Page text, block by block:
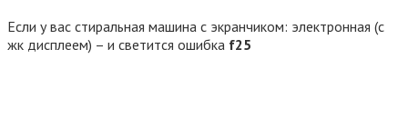
Если у вас стиральная машина с экранчиком: электронная (с
жк дисплеем) – и светится ошибка f25